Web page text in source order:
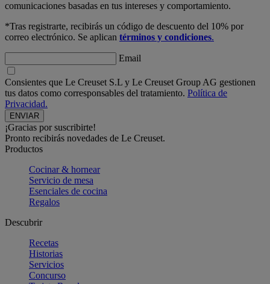
comunicaciones basadas en tus intereses y comportamiento.
*Tras registrarte, recibirás un código de descuento del 10% por
correo electrónico. Se aplican términos y condiciones.
Email
Consientes que Le Creuset S.L y Le Creuset Group AG gestionen
tus datos como corresponsables del tratamiento. Política de
Privacidad.
¡Gracias por suscribirte!
Pronto recibirás novedades de Le Creuset.
Productos
Cocinar & hornear
Servicio de mesa
Esenciales de cocina
Regalos
Descubrir
Recetas
Historias
Servicios
Concurso